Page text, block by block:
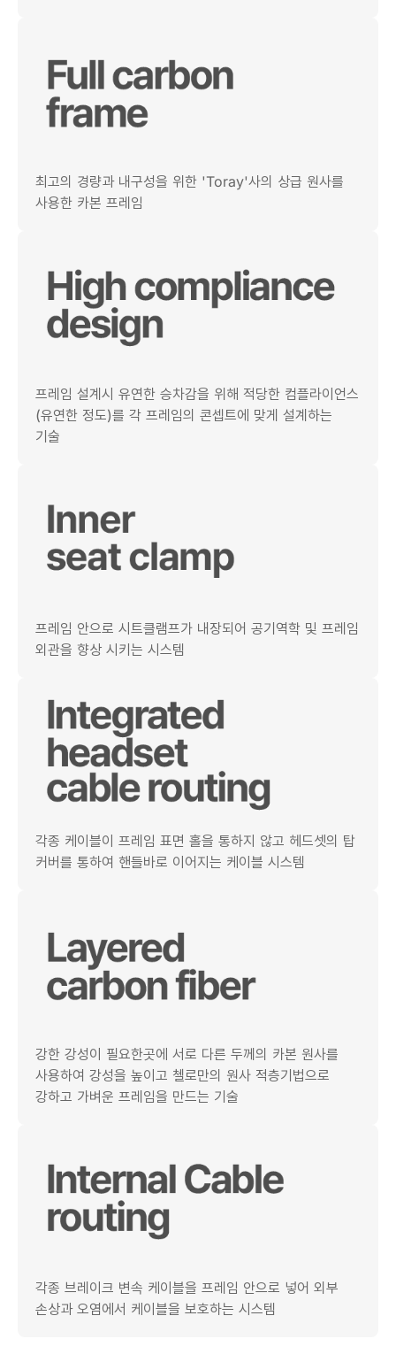
최고의 경량과 내구성을 위한 'Toray'사의 상급 원사를
사용한 카본 프레임
프레임 설계시 유연한 승차감을 위해 적당한 컴플라이언스
(유연한 정도)를 각 프레임의 콘셉트에 맞게 설계하는
기술
프레임 안으로 시트클램프가 내장되어 공기역학 및 프레임
외관을 향상 시키는 시스템
각종 케이블이 프레임 표면 홀을 통하지 않고 헤드셋의 탑
커버를 통하여 핸들바로 이어지는 케이블 시스템
강한 강성이 필요한곳에 서로 다른 두께의 카본 원사를
사용하여 강성을 높이고 첼로만의 원사 적층기법으로
강하고 가벼운 프레임을 만드는 기술
각종 브레이크 변속 케이블을 프레임 안으로 넣어 외부
손상과 오염에서 케이블을 보호하는 시스템